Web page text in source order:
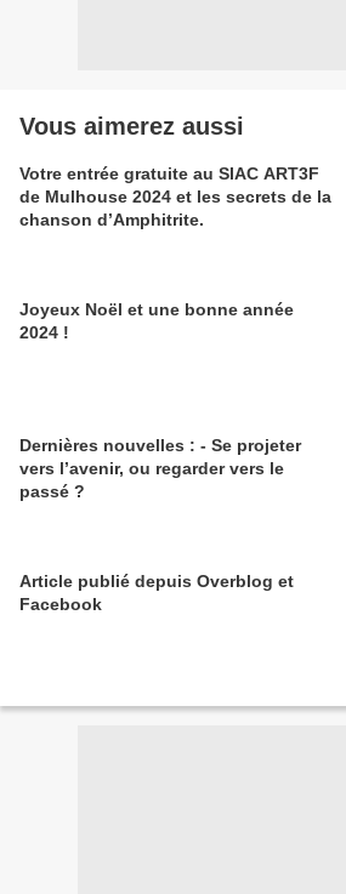
Vous aimerez aussi
Votre entrée gratuite au SIAC ART3F
de Mulhouse 2024 et les secrets de la
chanson d’Amphitrite.
Joyeux Noël et une bonne année
2024 !
Dernières nouvelles : - Se projeter
vers l’avenir, ou regarder vers le
passé ?
Article publié depuis Overblog et
Facebook